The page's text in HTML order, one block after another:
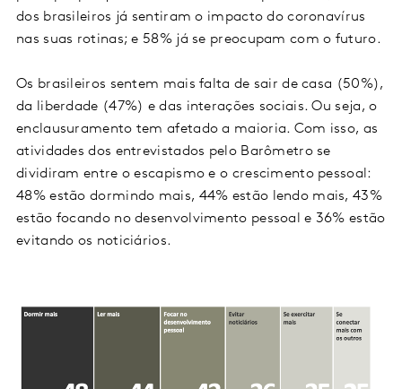
dos brasileiros já sentiram o impacto do coronavírus
nas suas rotinas; e 58% já se preocupam com o futuro.
Os brasileiros sentem mais falta de sair de casa (50%),
da liberdade (47%) e das interações sociais. Ou seja, o
enclausuramento tem afetado a maioria. Com isso, as
atividades dos entrevistados pelo Barômetro se
dividiram entre o escapismo e o crescimento pessoal:
48% estão dormindo mais, 44% estão lendo mais, 43%
estão focando no desenvolvimento pessoal e 36% estão
evitando os noticiários.